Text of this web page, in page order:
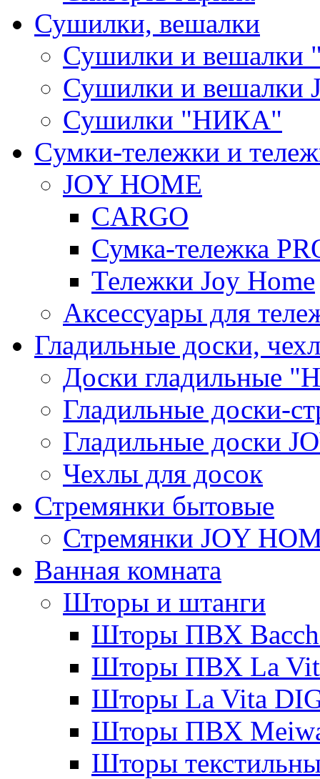
Сушилки, вешалки
Сушилки и вешалки
Сушилки и вешалки
Сушилки "НИКА"
Cумки-тележки и
JOY HOME
CARGO
Сумка-тележка
Тележки Joy Home
Аксессуары для
Гладильные доски,
Доски гладильные
Гладильные доски-
Гладильные доски
Чехлы для досок
Стремянки бытовые
Стремянки JOY
Ванная комната
Шторы и штанги
Шторы ПВХ
Шторы ПВХ La
Шторы La Vita
Шторы ПВХ
Шторы